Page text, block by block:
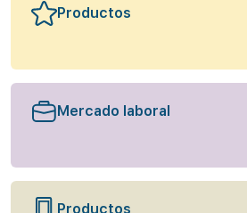
Productos
Mercado laboral
Productos